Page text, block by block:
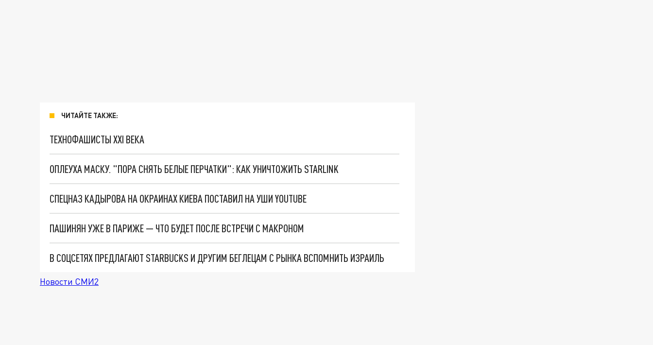
ЧИТАЙТЕ ТАКЖЕ:
ТЕХНОФАШИСТЫ XXI ВЕКА
ОПЛЕУХА МАСКУ. "ПОРА СНЯТЬ БЕЛЫЕ ПЕРЧАТКИ": КАК УНИЧТОЖИТЬ STARLINK
СПЕЦНАЗ КАДЫРОВА НА ОКРАИНАХ КИЕВА ПОСТАВИЛ НА УШИ YOUTUBE
ПАШИНЯН УЖЕ В ПАРИЖЕ — ЧТО БУДЕТ ПОСЛЕ ВСТРЕЧИ С МАКРОНОМ
В СОЦСЕТЯХ ПРЕДЛАГАЮТ STARBUCKS И ДРУГИМ БЕГЛЕЦАМ С РЫНКА ВСПОМНИТЬ ИЗРАИЛЬ
Новости СМИ2